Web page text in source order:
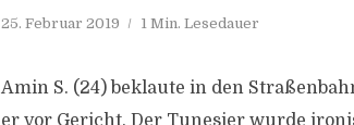
25. Februar 2019 1 Min. Lesedauer
Amin S. (24) beklaute in den
er vor Gericht. Der Tunesier wurde